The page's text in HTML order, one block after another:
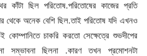
কাঁটা ছিল পরিতোষ.পরিতোষের কাজের প্রতি
থেকে অনেক বেশি ছিল.তাই পরিতোষ যদি এখনও
চাকরি করতো সেক্ষেত্রে শুভদীপের
সম্ভাবনা ছিলনা .কারণ তখন প্রমোশনটা